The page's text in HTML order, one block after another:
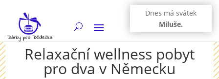
Dnes má svátek
Miluše.
Relaxační wellness pobyt
pro dva v Německu